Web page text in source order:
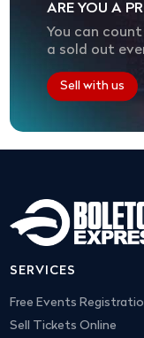
ARE YOU A
You can
a sold out
Sell with us
SERVICES
Free Events
Sell Tickets Online